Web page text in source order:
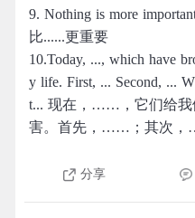
9. Nothing is more
比......更重要
10.Today, ..., which have
y life. First, ... Second, ...
t... 现在，……，它们给我
害。首先，……；其次
分享